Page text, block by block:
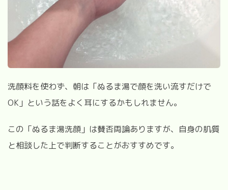
洗顔料を使わず、朝は「ぬるま湯で顔を洗い流すだけで
OK」という話をよく耳にするかもしれません。
この「ぬるま湯洗顔」は賛否両論ありますが、自身の肌質
と相談した上で判断することがおすすめです。